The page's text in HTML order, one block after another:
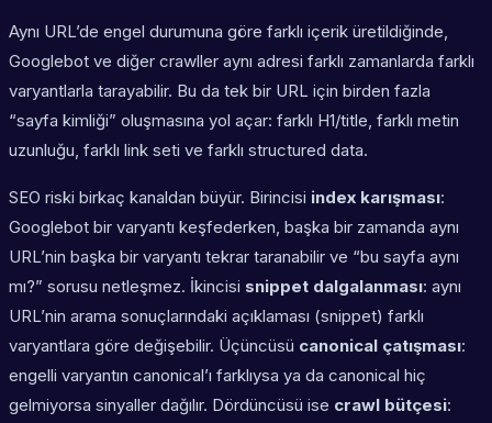
Aynı URL’de engel durumuna göre farklı içerik üretildiğinde,
Googlebot ve diğer crawller aynı adresi farklı zamanlarda farklı
varyantlarla tarayabilir. Bu da tek bir URL için birden fazla
“sayfa kimliği” oluşmasına yol açar: farklı H1/title, farklı metin
uzunluğu, farklı link seti ve farklı structured data.
SEO riski birkaç kanaldan büyür. Birincisi index karışması:
Googlebot bir varyantı keşfederken, başka bir zamanda aynı
URL’nin başka bir varyantı tekrar taranabilir ve “bu sayfa aynı
mı?” sorusu netleşmez. İkincisi snippet dalgalanması: aynı
URL’nin arama sonuçlarındaki açıklaması (snippet) farklı
varyantlara göre değişebilir. Üçüncüsü canonical çatışması:
engelli varyantın canonical’ı farklıysa ya da canonical hiç
gelmiyorsa sinyaller dağılır. Dördüncüsü ise crawl bütçesi: